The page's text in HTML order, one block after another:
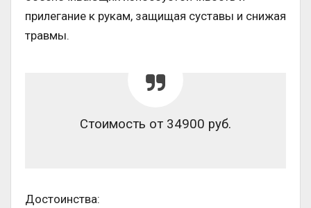
прилегание к рукам, защищая суставы и снижая
травмы.
Стоимость от 34900 руб.
Достоинства: